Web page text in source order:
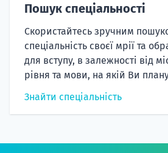
Пошук спеціальності
Скористайтесь зручним
спеціальність своєї мрії та
для вступу, в залежності від
рівня та мови, на якій Ви
Знайти спеціальність